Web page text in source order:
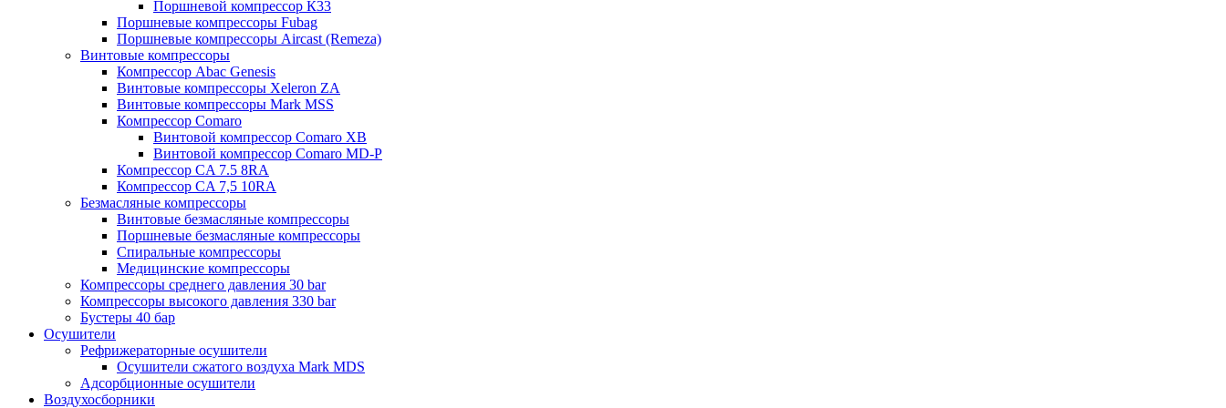
Поршневой компрессор К33
Поршневые компрессоры Fubag
Поршневые компрессоры Aircast (Remeza)
Винтовые компрессоры
Компрессор Abac Genesis
Винтовые компрессоры Xeleron ZA
Винтовые компрессоры Mark MSS
Компрессор Comaro
Винтовой компрессор Comaro XB
Винтовой компрессор Comaro MD-P
Компрессор CA 7.5 8RA
Компрессор CA 7,5 10RA
Безмасляные компрессоры
Винтовые безмасляные компрессоры
Поршневые безмасляные компрессоры
Спиральные компрессоры
Медицинские компрессоры
Компрессоры среднего давления 30 bar
Компрессоры высокого давления 330 bar
Бустеры 40 бар
Осушители
Рефрижераторные осушители
Осушители сжатого воздуха Mark MDS
Адсорбционные осушители
Воздухосборники